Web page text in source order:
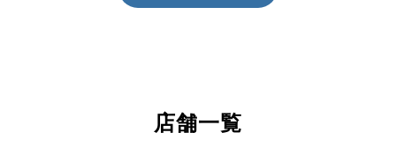
店舗一覧